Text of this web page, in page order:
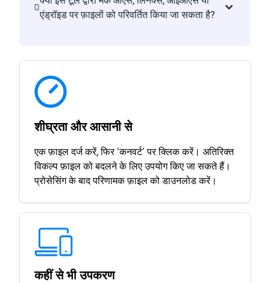
एंड्रॉइड पर फ़ाइलों को परिवर्तित किया जा सकता है?
शीघ्रता और आसानी से
एक फ़ाइल दर्ज करें, फिर 'कनवर्ट' पर क्लिक करें। अतिरिक्त
विकल्प फ़ाइल को बदलने के लिए उपयोग किए जा सकते हैं।
प्रोसेसिंग के बाद परिणामक फ़ाइल को डाउनलोड करें।
कहीं से भी उपकरण